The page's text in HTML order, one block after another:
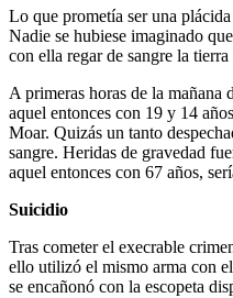
Lo que prometía ser una
Nadie se hubiese imaginado
con ella regar de sangre la
A primeras horas de la mañana
aquel entonces con 19 y 14
Moar. Quizás un tanto
sangre. Heridas de gravedad
aquel entonces con 67 años,
Suicidio
Tras cometer el execrable
ello utilizó el mismo arma con
se encañonó con la escopeta